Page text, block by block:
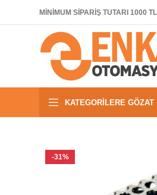
MİNİMUM SİPARİŞ TUTARI 1000
KATEGORILERE GÖZAT
-31%